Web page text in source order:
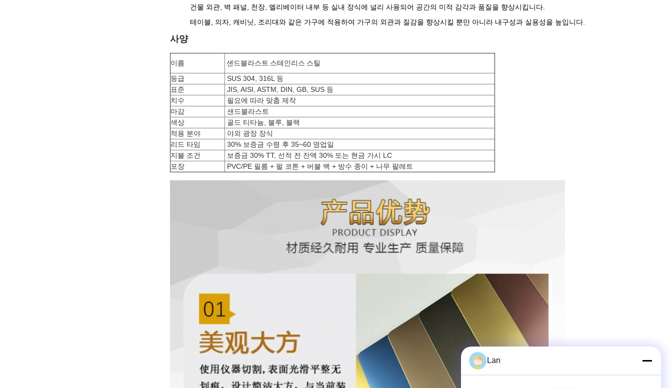
건물 외관, 벽 패널, 천장, 엘리베이터 내부 등 실내 장식에 널리 사용되어 공간의 미적 감각과 품질을 향상시킵니다.
테이블, 의자, 캐비닛, 조리대와 같은 가구에 적용하여 가구의 외관과 질감을 향상시킬 뿐만 아니라 내구성과 실용성을 높입니다.
사양
이름
샌드블라스트 스테인리스 스틸
등급
SUS 304, 316L 등
표준
JIS, AISI, ASTM, DIN, GB, SUS 등
치수
필요에 따라 맞춤 제작
마감
샌드블라스트
색상
골드 티타늄, 블루, 블랙
적용 분야
야외 광장 장식
리드 타임
30% 보증금 수령 후 35~60 영업일
지불 조건
보증금 30% TT, 선적 전 잔액 30% 또는 현금 가시 LC
포장
PVC/PE 필름 + 펄 코튼 + 버블 백 + 방수 종이 + 나무 팔레트
Lan